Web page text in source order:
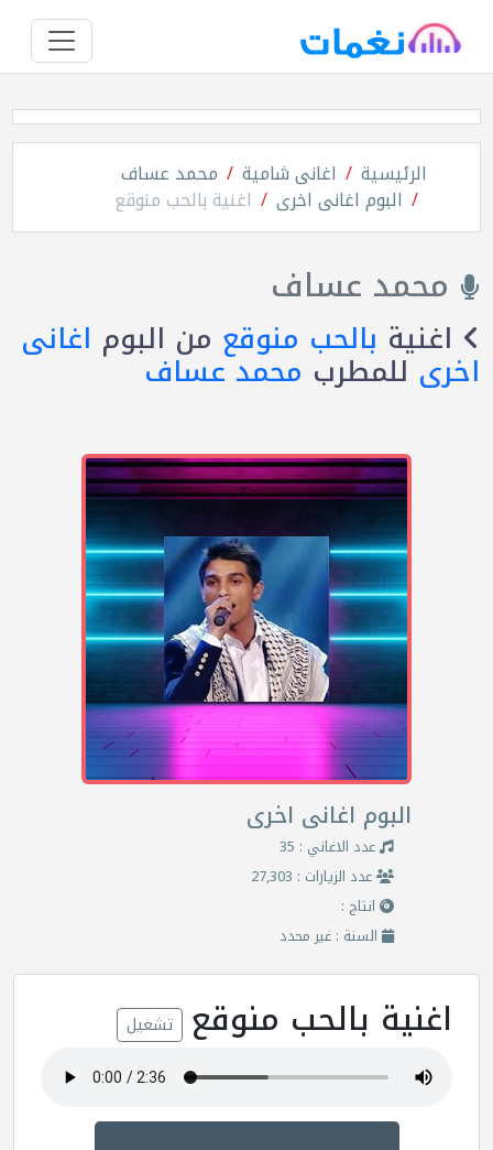
الرئيسية اغانى شامية محمد عساف
البوم اغانى اخرى اغنية بالحب منوقع
محمد عساف
اغنية بالحب منوقع من البوم اغانى
اخرى للمطرب محمد عساف
البوم اغانى اخرى
عدد الاغاني : 35
عدد الزيارات : 27,303
انتاج :
السنة : غير محدد
اغنية بالحب منوقع تشغيل